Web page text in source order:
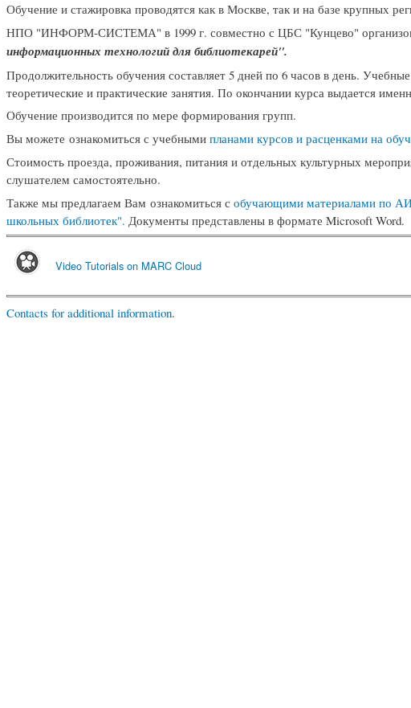
Обучение и стажировка проводятся как в Москве, так и на базе крупных
НПО "ИНФОРМ-СИСТЕМА" в 1999 г. совместно с ЦБС "Кунцево"
информационных технологий для библиотекарей".
Продолжительность обучения составляет 5 дней по 6 часов в день.
теоретические и практические занятия. По окончании курса выдается
Обучение производится по мере формирования групп.
Вы можете ознакомиться с учебными планами курсов и расценками на
Стоимость проезда, проживания, питания и отдельных культурных
слушателем самостоятельно.
Также мы предлагаем Вам ознакомиться с обучающими материалами по
школьных библиотек". Документы представлены в формате Microsoft Word.
Video Tutorials on MARC Cloud
Contacts for additional information.